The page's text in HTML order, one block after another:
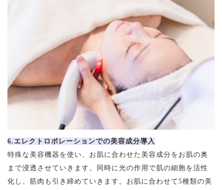
6.エレクトロポレーションでの美容成分導入
特殊な美容機器を使い、お肌に合わせた美容成分をお肌の奥
まで浸透させていきます。同時に光の作用で肌の細胞を活性
化し、筋肉も引き締めていきます。お肌に合わせて5種類の美